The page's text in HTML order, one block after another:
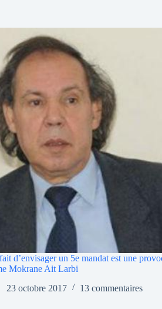
d’envisager un 5e mandat est une
Mokrane Ait Larbi
23 octobre 2017
13 commentaires